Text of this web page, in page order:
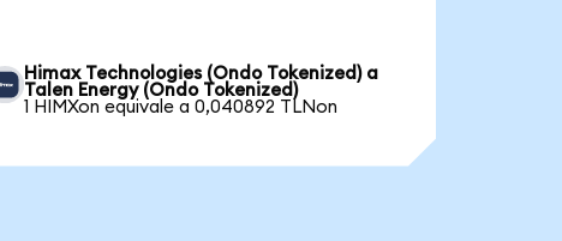
Himax Technologies (Ondo Tokenized) a
Talen Energy (Ondo Tokenized)
1 HIMXon equivale a 0,040892 TLNon